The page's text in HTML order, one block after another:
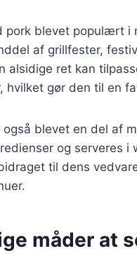
pork blevet populært i
af grillfester,
alsidige ret kan
hvilket gør den til en
også blevet en del af
og serveres i
til dens
måder at